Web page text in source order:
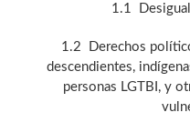
1.1
1.2 Derechos
descendientes,
personas LGTBI, y